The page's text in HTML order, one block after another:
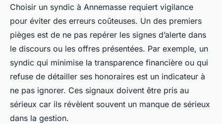
Choisir un syndic à Annemasse requiert vigilance
pour éviter des erreurs coûteuses. Un des premiers
pièges est de ne pas repérer les signes d’alerte dans
le discours ou les offres présentées. Par exemple, un
syndic qui minimise la transparence financière ou qui
refuse de détailler ses honoraires est un indicateur à
ne pas ignorer. Ces signaux doivent être pris au
sérieux car ils révèlent souvent un manque de sérieux
dans la gestion.